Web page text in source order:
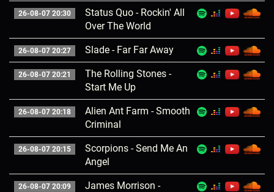
26-08-07 20:30
Status Quo - Rockin' All
Over The World
26-08-07 20:27 Slade - Far Far Away
26-08-07 20:21
The Rolling Stones -
Start Me Up
26-08-07 20:18
Alien Ant Farm - Smooth
Criminal
26-08-07 20:15
Scorpions - Send Me An
Angel
26-08-07 20:09
James Morrison -